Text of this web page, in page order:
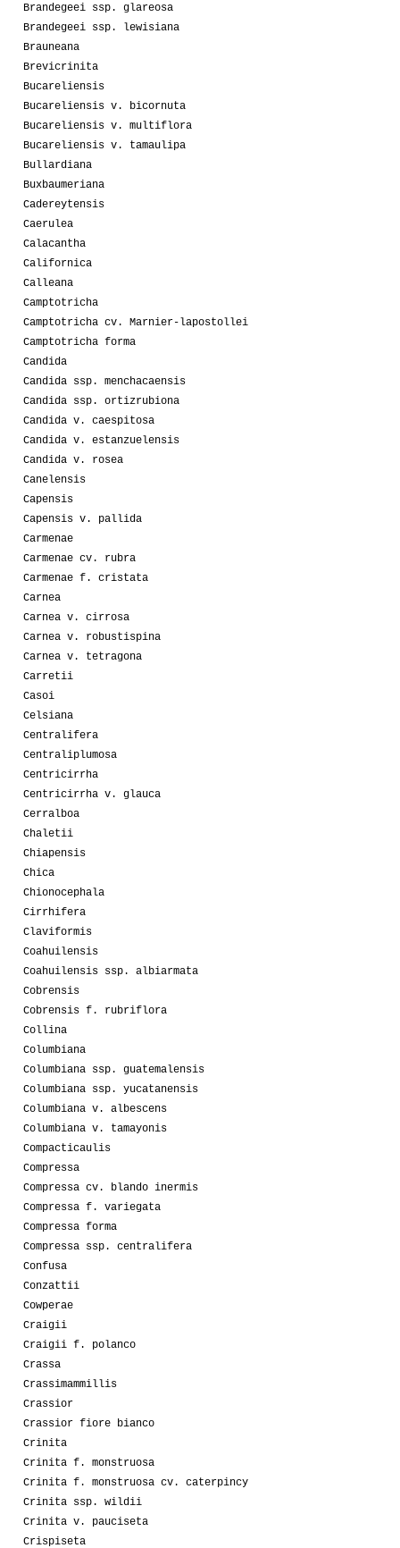
Brandegeei ssp. glareosa
Brandegeei ssp. lewisiana
Brauneana
Brevicrinita
Bucareliensis
Bucareliensis v. bicornuta
Bucareliensis v. multiflora
Bucareliensis v. tamaulipa
Bullardiana
Buxbaumeriana
Cadereytensis
Caerulea
Calacantha
Californica
Calleana
Camptotricha
Camptotricha cv. Marnier-lapostollei
Camptotricha forma
Candida
Candida ssp. menchacaensis
Candida ssp. ortizrubiona
Candida v. caespitosa
Candida v. estanzuelensis
Candida v. rosea
Canelensis
Capensis
Capensis v. pallida
Carmenae
Carmenae cv. rubra
Carmenae f. cristata
Carnea
Carnea v. cirrosa
Carnea v. robustispina
Carnea v. tetragona
Carretii
Casoi
Celsiana
Centralifera
Centraliplumosa
Centricirrha
Centricirrha v. glauca
Cerralboa
Chaletii
Chiapensis
Chica
Chionocephala
Cirrhifera
Claviformis
Coahuilensis
Coahuilensis ssp. albiarmata
Cobrensis
Cobrensis f. rubriflora
Collina
Columbiana
Columbiana ssp. guatemalensis
Columbiana ssp. yucatanensis
Columbiana v. albescens
Columbiana v. tamayonis
Compacticaulis
Compressa
Compressa cv. blando inermis
Compressa f. variegata
Compressa forma
Compressa ssp. centralifera
Confusa
Conzattii
Cowperae
Craigii
Craigii f. polanco
Crassa
Crassimammillis
Crassior
Crassior fiore bianco
Crinita
Crinita f. monstruosa
Crinita f. monstruosa cv. caterpincy
Crinita ssp. wildii
Crinita v. pauciseta
Crispiseta